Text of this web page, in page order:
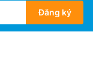
Đăng ký